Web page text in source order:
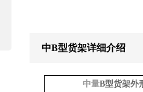
中B型货架详细介绍
中量B型货架外